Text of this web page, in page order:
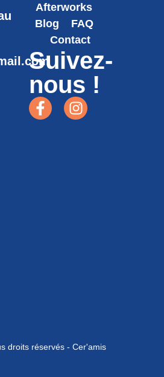
Afterworks
Blog
FAQ
Contact
Suivez-
nous !
droits réservés - Cer'amis